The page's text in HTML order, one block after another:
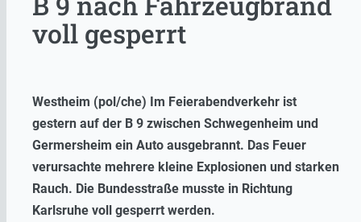
voll gesperrt
Westheim (pol/che) Im Feierabendverkehr ist
gestern auf der B 9 zwischen Schwegenheim und
Germersheim ein Auto ausgebrannt. Das Feuer
verursachte mehrere kleine Explosionen und starken
Rauch. Die Bundesstraße musste in Richtung
Karlsruhe voll gesperrt werden.